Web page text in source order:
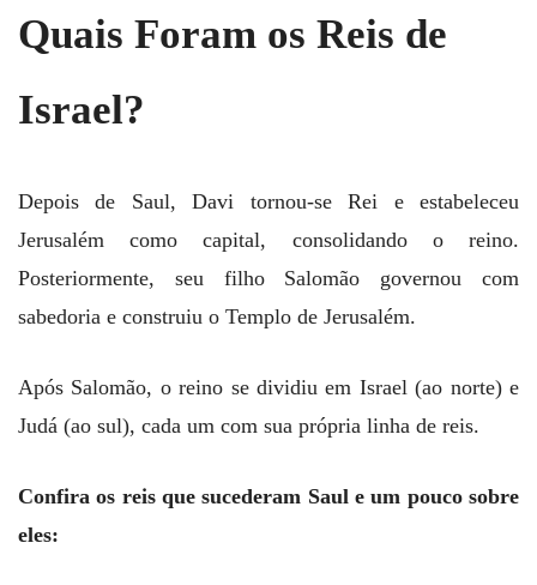
Quais Foram os Reis de
Israel?
Depois de Saul, Davi tornou-se Rei e estabeleceu
Jerusalém como capital, consolidando o reino.
Posteriormente, seu filho Salomão governou com
sabedoria e construiu o Templo de Jerusalém.
Após Salomão, o reino se dividiu em Israel (ao norte) e
Judá (ao sul), cada um com sua própria linha de reis.
Confira os reis que sucederam Saul e um pouco sobre
eles: